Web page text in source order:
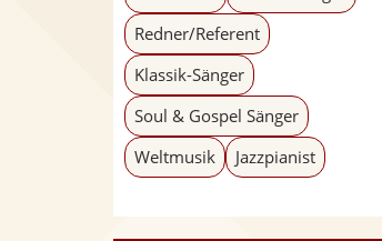
Redner/Referent
Klassik-Sänger
Soul & Gospel Sänger
Weltmusik
Jazzpianist